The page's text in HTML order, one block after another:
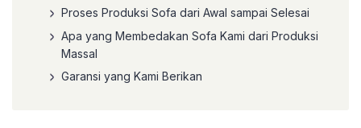
Proses Produksi Sofa dari Awal sampai Selesai
Apa yang Membedakan Sofa Kami dari Produksi
Massal
Garansi yang Kami Berikan